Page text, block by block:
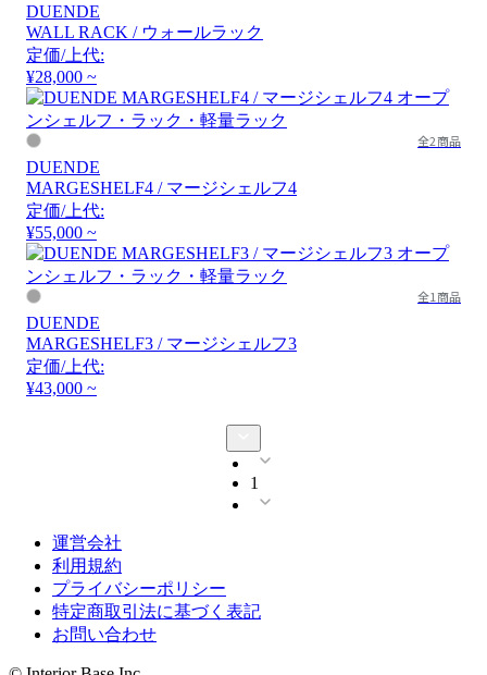
DUENDE
WALL RACK / ウォールラック
定価/上代:
¥28,000 ~
全2商品
DUENDE
MARGESHELF4 / マージシェルフ4
定価/上代:
¥55,000 ~
全1商品
DUENDE
MARGESHELF3 / マージシェルフ3
定価/上代:
¥43,000 ~
1
運営会社
利用規約
プライバシーポリシー
特定商取引法に基づく表記
お問い合わせ